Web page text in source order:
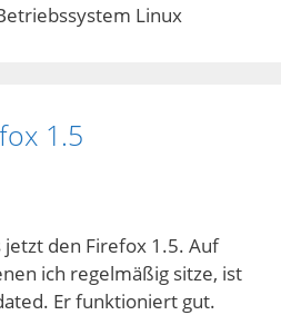
Linux
1.5
jetzt den Firefox 1.5. Auf
ich regelmäßig sitze, ist
Er funktioniert gut.